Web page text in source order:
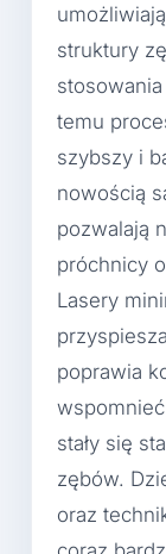
struktury
temu
szybszy i
nowością
pozwalają
próchnicy
Lasery
poprawia
stały się
zębów.
oraz